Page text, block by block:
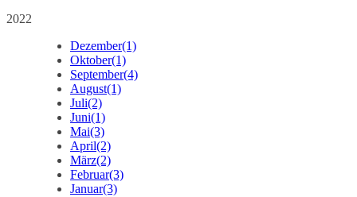
2022
Dezember(1)
Oktober(1)
September(4)
August(1)
Juli(2)
Juni(1)
Mai(3)
April(2)
März(2)
Februar(3)
Januar(3)